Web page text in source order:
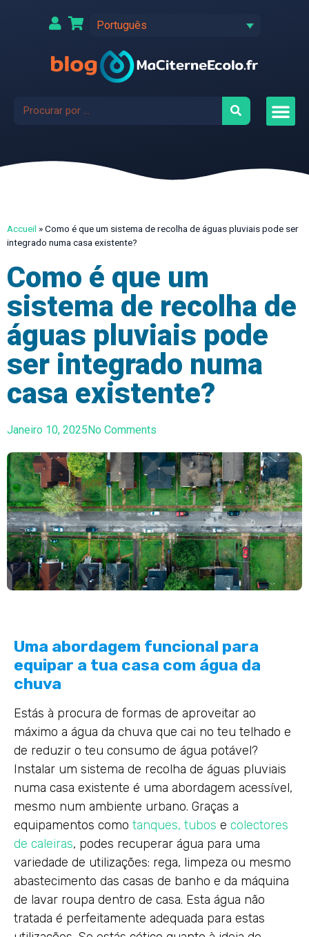
Português
Accueil »Como é que um sistema de recolha de águas pluviais pode ser
integrado numa casa existente?
Como é que um
sistema de recolha de
águas pluviais pode
ser integrado numa
casa existente?
Janeiro 10, 2025No Comments
Uma abordagem funcional para
equipar a tua casa com água da
chuva
Estás à procura de formas de aproveitar ao
máximo a água da chuva que cai no teu telhado e
de reduzir o teu consumo de água potável?
Instalar um sistema de recolha de águas pluviais
numa casa existente é uma abordagem acessível,
mesmo num ambiente urbano. Graças a
equipamentos como tanques, tubos e colectores
de caleiras, podes recuperar água para uma
variedade de utilizações: rega, limpeza ou mesmo
abastecimento das casas de banho e da máquina
de lavar roupa dentro de casa. Esta água não
tratada é perfeitamente adequada para estas